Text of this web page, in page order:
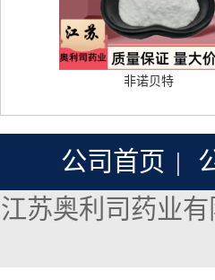
非诺贝特
公司首页 |
江苏奥利司药业有